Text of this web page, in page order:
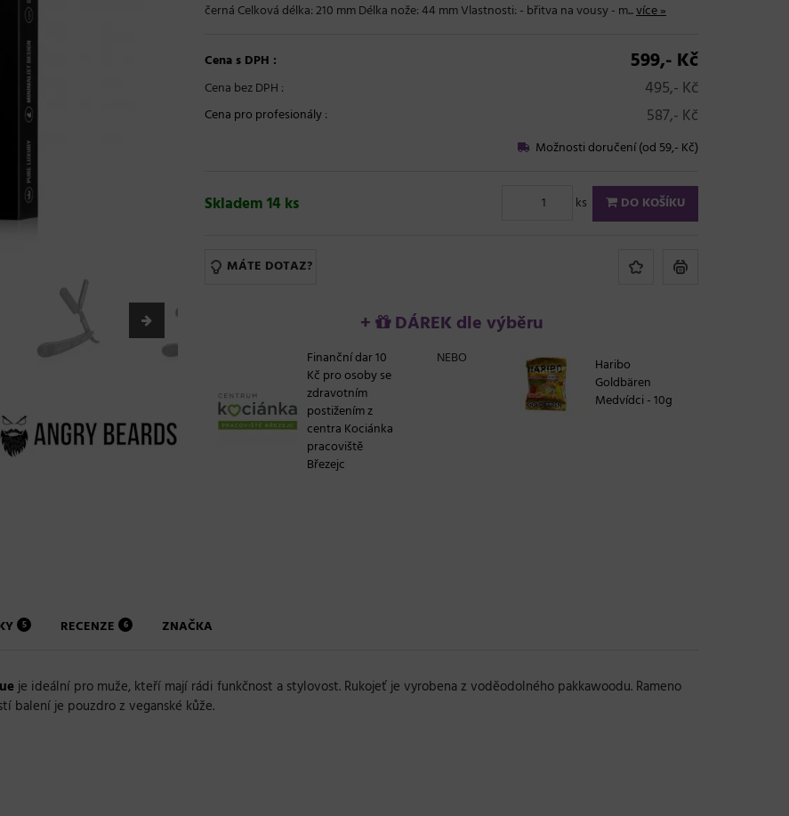
černá Celková délka: 210 mm Délka nože: 44 mm Vlastnosti: - břitva na vousy - m...více »
Cena s DPH : 599,- Kč
Cena bez DPH : 495,- Kč
Cena pro profesionály: 587,- Kč
Možnosti doručení (od 59,- Kč)
Skladem 14 ks ks DO KOŠÍKU
MÁTE DOTAZ?
+ DÁREK dle výběru
Finanční dar 10
Kč pro osoby se
zdravotním
postižením z
centra Kociánka
pracoviště
Březejc
NEBO
Haribo
Goldbären
Medvídci - 10g
5 RECENZE 6 ZNAČKA
je ideální pro muže, kteří mají rádi funkčnost a stylovost. Rukojeť je vyrobena z voděodolného pakkawoodu. Rameno
balení je pouzdro z veganské kůže.